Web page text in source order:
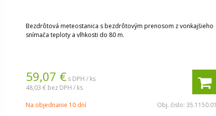
Bezdrôtová meteostanica s bezdrôtovým prenosom z vonkajšieho
snímača teploty a vlhkosti do 80 m.
59,07 € s DPH / ks
48,03 € bez DPH / ks
Na objednanie 10 dní Obj. čislo: 35.1150.01